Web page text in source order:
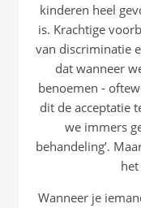
kinderen heel
is. Krachtige
van discriminatie
dat wanneer
benoemen -
dit de acceptatie
we immers
behandeling’.
Wanneer je